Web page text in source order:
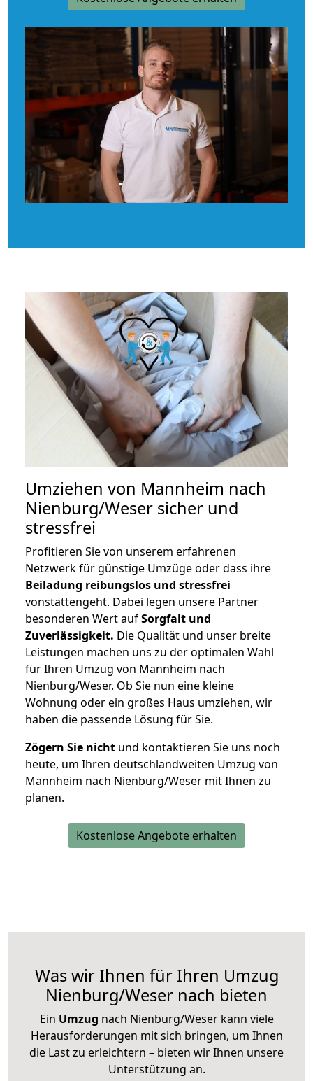
Umziehen von Mannheim nach
Nienburg/Weser sicher und
stressfrei
Profitieren Sie von unserem erfahrenen
Netzwerk für günstige Umzüge oder dass ihre
Beiladung reibungslos und stressfrei
vonstattengeht. Dabei legen unsere Partner
besonderen Wert aufSorgfalt und
Zuverlässigkeit. Die Qualität und unser breite
Leistungen machen uns zu der optimalen Wahl
für Ihren Umzug von Mannheim nach
Nienburg/Weser. Ob Sie nun eine kleine
Wohnung oder ein großes Haus umziehen, wir
haben die passende Lösung für Sie.
Zögern Sie nicht und kontaktieren Sie uns noch
heute, um Ihren deutschlandweiten Umzug von
Mannheim nach Nienburg/Weser mit Ihnen zu
planen.
Kostenlose Angebote erhalten
Was wir Ihnen für Ihren Umzug
Nienburg/Weser nach bieten
Ein Umzug nach Nienburg/Weser kann viele
Herausforderungen mit sich bringen, um Ihnen
die Last zu erleichtern – bieten wir Ihnen unsere
Unterstützung an.